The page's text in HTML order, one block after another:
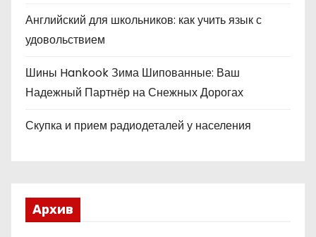
Английский для школьников: как учить язык с
удовольствием
Шины Hankook Зима Шипованные: Ваш
Надежный Партнёр на Снежных Дорогах
Скупка и прием радиодеталей у населения
Архив